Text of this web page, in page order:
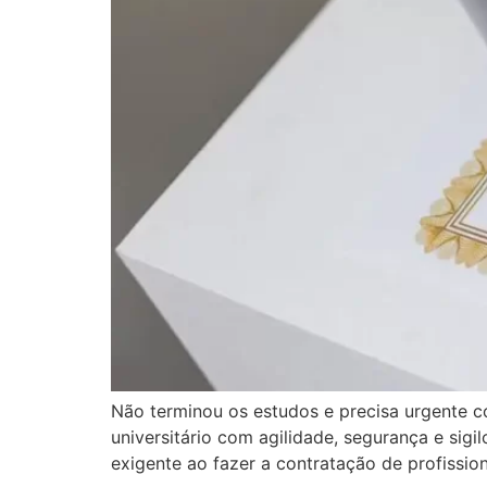
Não terminou os estudos e precisa urgente
universitário com agilidade, segurança e
exigente ao fazer a contratação de